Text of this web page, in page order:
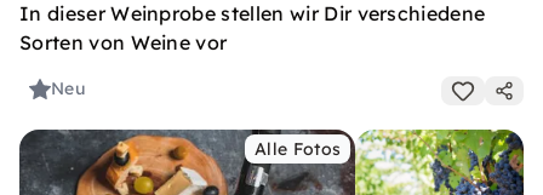
In dieser Weinprobe stellen wir Dir verschiedene
Sorten von Weine vor
Neu
Alle Fotos